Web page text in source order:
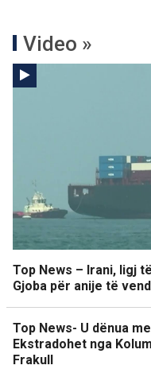
Video »
Top News – Irani, ligj
Gjoba për anije të
Top News- U dënua
Ekstradohet nga
Frakull